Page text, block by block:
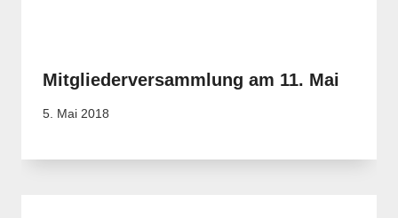
Mitgliederversammlung am 11. Mai
5. Mai 2018